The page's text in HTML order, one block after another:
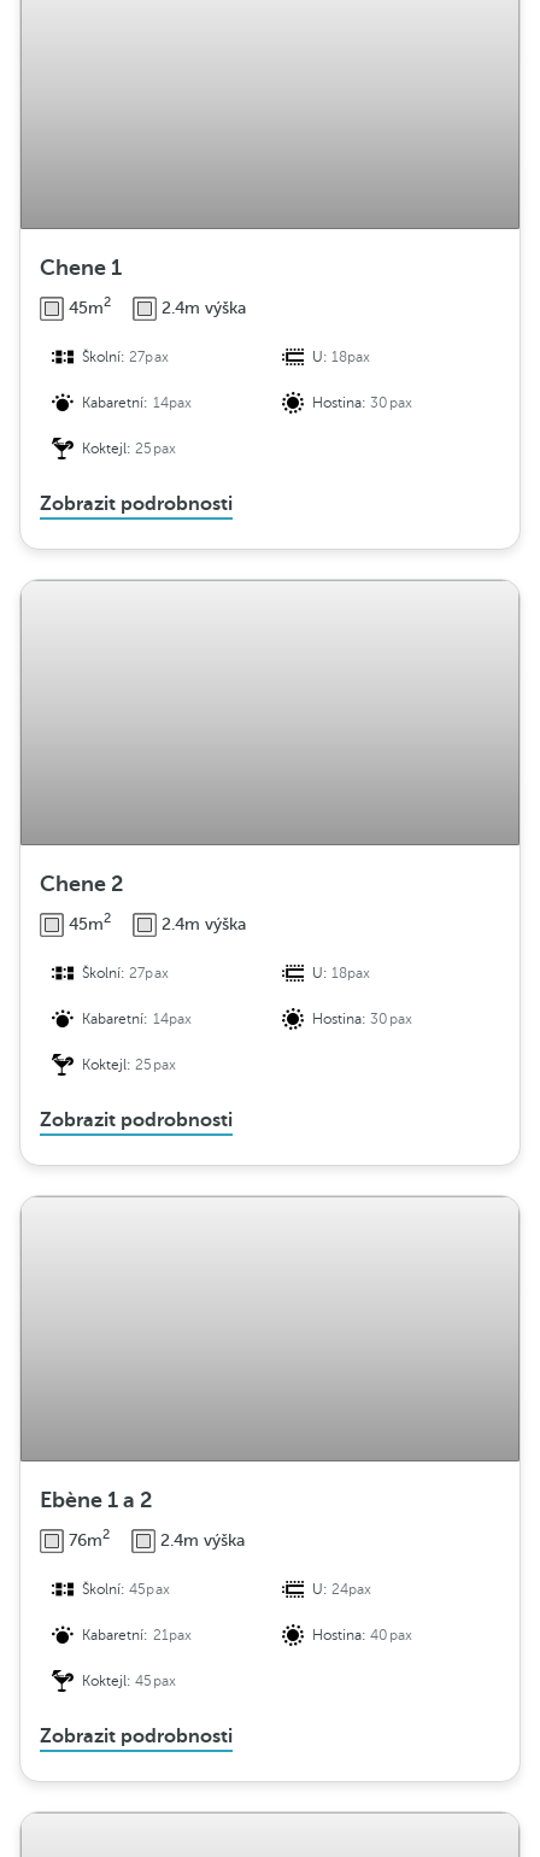
Chene 1
45m2 2.4m výška
Školní:27pax U:18pax
Kabaretní: 14pax Hostina:30pax
Koktejl:25pax
Zobrazit podrobnosti
Chene 2
45m2 2.4m výška
Školní:27pax U:18pax
Kabaretní: 14pax Hostina:30pax
Koktejl:25pax
Zobrazit podrobnosti
Ebène 1 a 2
76m2 2.4m výška
Školní:45pax U:24pax
Kabaretní: 21pax Hostina:40pax
Koktejl:45pax
Zobrazit podrobnosti